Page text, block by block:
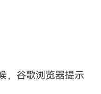
，谷歌浏览器提示